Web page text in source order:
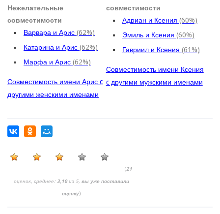
Нежелательные
совместимости
Варвара и Арис (62%)
Катарина и Арис (62%)
Марфа и Арис (62%)
Совместимость имени Арис c
другими женскими именами
совместимости
Адриан и Ксения (60%)
Эмиль и Ксения (60%)
Гавриил и Ксения (61%)
Совместимость имени Ксения
c другими мужскими именами
(21
оценок, среднее: 3,10из 5, вы уже поставили
оценку)